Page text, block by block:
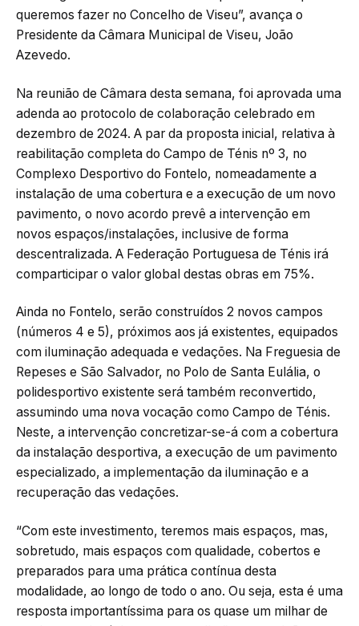
queremos fazer no Concelho de Viseu”, avança o
Presidente da Câmara Municipal de Viseu, João
Azevedo.
Na reunião de Câmara desta semana, foi aprovada uma
adenda ao protocolo de colaboração celebrado em
dezembro de 2024. A par da proposta inicial, relativa à
reabilitação completa do Campo de Ténis nº 3, no
Complexo Desportivo do Fontelo, nomeadamente a
instalação de uma cobertura e a execução de um novo
pavimento, o novo acordo prevê a intervenção em
novos espaços/instalações, inclusive de forma
descentralizada. A Federação Portuguesa de Ténis irá
comparticipar o valor global destas obras em 75%.
Ainda no Fontelo, serão construídos 2 novos campos
(números 4 e 5), próximos aos já existentes, equipados
com iluminação adequada e vedações. Na Freguesia de
Repeses e São Salvador, no Polo de Santa Eulália, o
polidesportivo existente será também reconvertido,
assumindo uma nova vocação como Campo de Ténis.
Neste, a intervenção concretizar-se-á com a cobertura
da instalação desportiva, a execução de um pavimento
especializado, a implementação da iluminação e a
recuperação das vedações.
“Com este investimento, teremos mais espaços, mas,
sobretudo, mais espaços com qualidade, cobertos e
preparados para uma prática contínua desta
modalidade, ao longo de todo o ano. Ou seja, esta é uma
resposta importantíssima para os quase um milhar de